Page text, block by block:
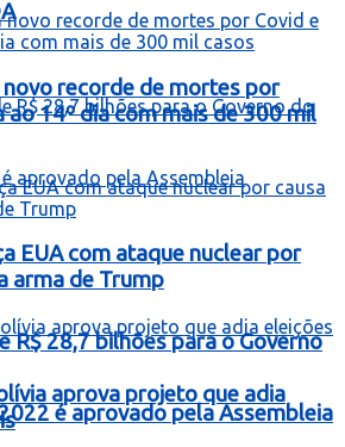
R$ 28,7 bilhões para o Governo
é aprovado pela Assembleia
recorde de mortes por
ao 14º dia com mais de 300 mil
EUA com ataque nuclear por
arma de Trump
aprova projeto que adia